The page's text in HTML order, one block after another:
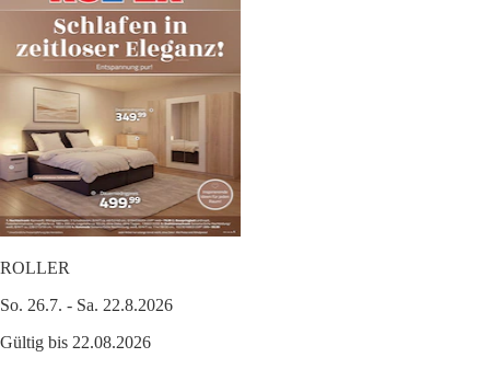
ROLLER
So. 26.7. - Sa. 22.8.2026
Gültig bis 22.08.2026